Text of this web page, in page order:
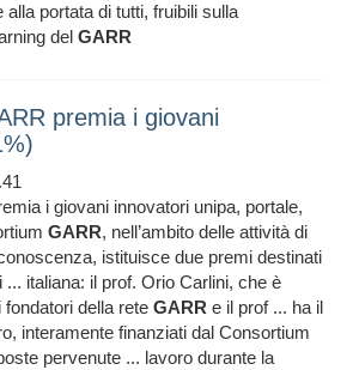
alla portata di tutti, fruibili sulla
del GARR
premia i giovani
i giovani innovatori unipa, portale,
GARR, nell’ambito delle attività di
istituisce due premi destinati
italiana: il prof. Orio Carlini, che è
della rete GARR e il prof ... ha il
interamente finanziati dal Consortium
pervenute ... lavoro durante la